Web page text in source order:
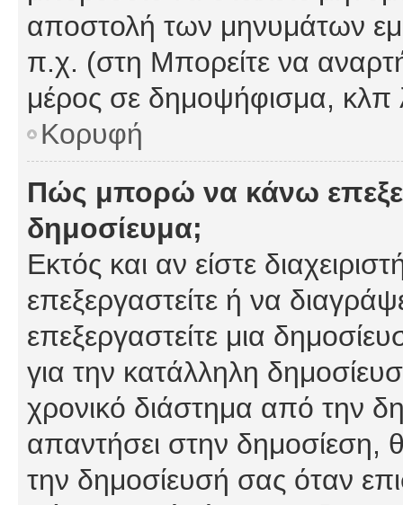
αποστολή των μηνυμάτων
π.χ. (στη Μπορείτε να
μέρος σε δημοψήφισμα, κλπ
Κορυφή
Πώς μπορώ να κάνω
δημοσίευμα;
Εκτός και αν είστε
επεξεργαστείτε ή να
επεξεργαστείτε μια
για την κατάλληλη
χρονικό διάστημα από την
απαντήσει στην δημοσίεση,
την δημοσίευσή σας όταν